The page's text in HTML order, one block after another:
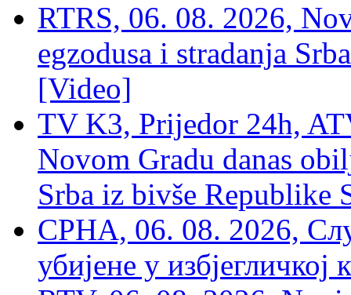
RTRS, 06. 08. 2026,
egzodusa i stradanja
[Video]
TV K3, Prijedor 24h,
Novom Gradu danas
Srba iz bivše Republike
СРНА, 06. 08. 2026,
убијене у избјегличкој